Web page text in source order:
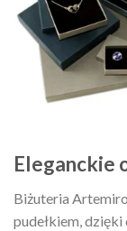
Eleganckie
Biżuteria
pudełkiem, dzięki